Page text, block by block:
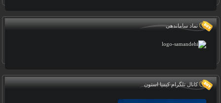
نماد ساماندهی
کانال تلگرام کیمیا استون